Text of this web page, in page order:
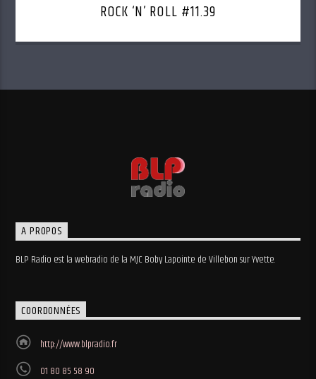
ROCK ‘N’ ROLL #11.39
A PROPOS
BLP Radio est la webradio de la MJC Boby Lapointe de Villebon sur Yvette.
COORDONNÉES
http://www.blpradio.fr
01 80 85 58 90